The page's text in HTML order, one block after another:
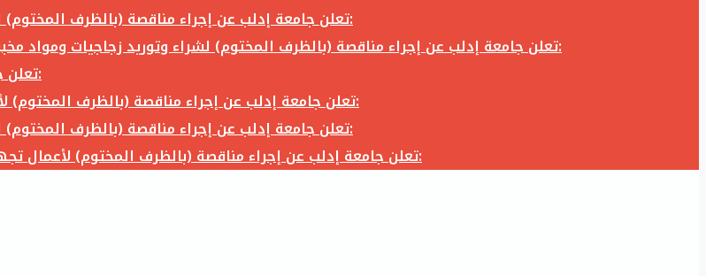
تعلن جامعة إدلب عن إجراء مناقصة (بالظرف المختوم) لشراء وتوريد أثاث مكاتب لزوم مكاتب وقاعات جامعة إدلب وفق الآتي:
تعلن جامعة إدلب عن إجراء مناقصة (بالظرف المختوم) لشراء وتوريد زجاجيات ومواد مخبرية لزوم مخابر جامعة إدلب وفق الكميات والمواصفات المحددة أدناه:
تعلن جامعة إدلب عن إجراء مناقصة (بالظرف المختوم) لشراء وتوريد ما يلي:
تعلن جامعة إدلب عن إجراء مناقصة (بالظرف المختوم) لأعمال بناء طابق في مبنى رئاسة الجامعة في جامعة ادلب وفق الآتي:
تعلن جامعة إدلب عن إجراء مناقصة (بالظرف المختوم) لشراء وتوريد أثاث مكاتب لزوم مكاتب وقاعات جامعة إدلب وفق الآتي:
تعلن جامعة إدلب عن إجراء مناقصة (بالظرف المختوم) لأعمال تجهيز مخبر الدراسات العليا في كلية العلوم في جامعة ادلب وفق الآتي: